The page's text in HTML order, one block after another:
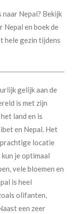
Nepal? Bekijk
Nepal en boek de
hele gezin tijdens
gelijk aan de
is met zijn
land en is
en Nepal. Het
locatie
je optimaal
vele bloemen en
is heel
olifanten,
een zeer